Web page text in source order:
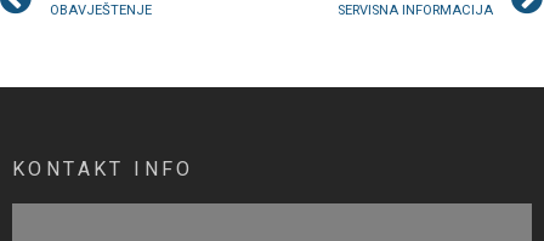
OBAVJEŠTENJE SERVISNA INFORMACIJA
KONTAKT INFO